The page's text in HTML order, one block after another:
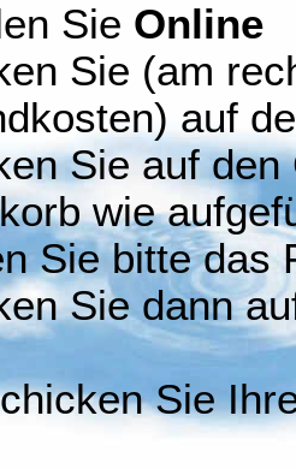
Sie Online
Sie (am
auf
Sie auf
wie
Sie bitte das
Sie dann
Sie